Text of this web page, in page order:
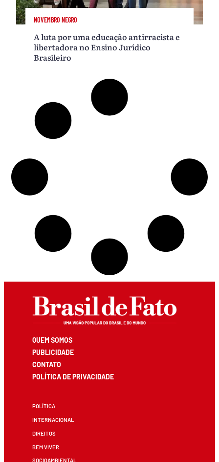
NOVEMBRO NEGRO
A luta por uma educação antirracista e
libertadora no Ensino Jurídico
Brasileiro
QUEM SOMOS
PUBLICIDADE
CONTATO
POLÍTICA DE PRIVACIDADE
POLÍTICA
INTERNACIONAL
DIREITOS
BEM VIVER
SOCIOAMBIENTAL